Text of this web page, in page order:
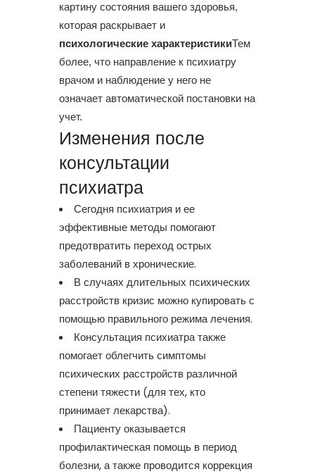
картину состояния вашего здоровья,
которая раскрывает и
психологические характеристикиТем
более, что направление к психиатру
врачом и наблюдение у него не
означает автоматической постановки на
учет.
Изменения после
консультации
психиатра
Сегодня психиатрия и ее
эффективные методы помогают
предотвратить переход острых
заболеваний в хронические.
В случаях длительных психических
расстройств кризис можно купировать с
помощью правильного режима лечения.
Консультация психиатра также
помогает облегчить симптомы
психических расстройств различной
степени тяжести (для тех, кто
принимает лекарства).
Пациенту оказывается
профилактическая помощь в период
болезни, а также проводится коррекция